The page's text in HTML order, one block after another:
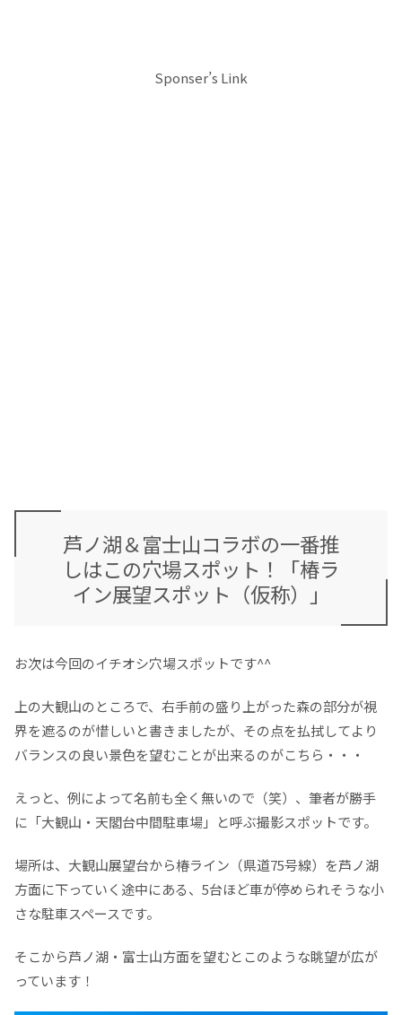
Sponser’s Link
芦ノ湖＆富士山コラボの一番推
しはこの穴場スポット！「椿ラ
イン展望スポット（仮称）」
お次は今回のイチオシ穴場スポットです^^
上の大観山のところで、右手前の盛り上がった森の部分が視
界を遮るのが惜しいと書きましたが、その点を払拭してより
バランスの良い景色を望むことが出来るのがこちら・・・
えっと、例によって名前も全く無いので（笑）、筆者が勝手
に「大観山・天閣台中間駐車場」と呼ぶ撮影スポットです。
場所は、大観山展望台から椿ライン（県道75号線）を芦ノ湖
方面に下っていく途中にある、5台ほど車が停められそうな小
さな駐車スペースです。
そこから芦ノ湖・富士山方面を望むとこのような眺望が広が
っています！